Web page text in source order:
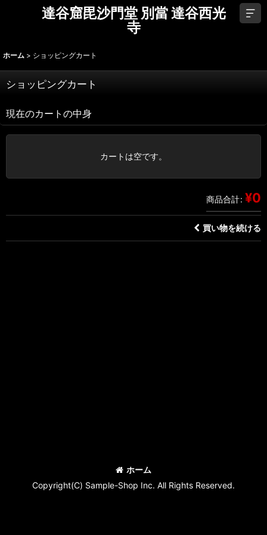
達谷窟毘沙門堂 別當 達谷西光
寺
ホーム > ショッピングカート
ショッピングカート
現在のカートの中身
カートは空です。
商品合計: ¥0
買い物を続ける
ホーム
Copyright(C) Sample-Shop Inc. All Rights Reserved.